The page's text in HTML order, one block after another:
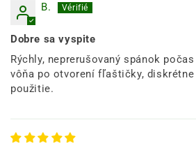
B.
Dobre sa vyspite
Rýchly, neprerušovaný spánok
vôňa po otvorení fľaštičky, diskrétne
použitie.